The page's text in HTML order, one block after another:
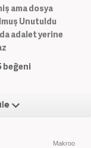
ama dosya
Unutuldu
adalet yerine
beğeni
Makroo